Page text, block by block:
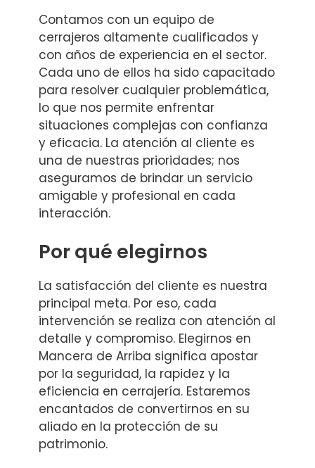
Contamos con un equipo de
cerrajeros altamente cualificados y
con años de experiencia en el sector.
Cada uno de ellos ha sido capacitado
para resolver cualquier problemática,
lo que nos permite enfrentar
situaciones complejas con confianza
y eficacia. La atención al cliente es
una de nuestras prioridades; nos
aseguramos de brindar un servicio
amigable y profesional en cada
interacción.
Por qué elegirnos
La satisfacción del cliente es nuestra
principal meta. Por eso, cada
intervención se realiza con atención al
detalle y compromiso. Elegirnos en
Mancera de Arriba significa apostar
por la seguridad, la rapidez y la
eficiencia en cerrajería. Estaremos
encantados de convertirnos en su
aliado en la protección de su
patrimonio.